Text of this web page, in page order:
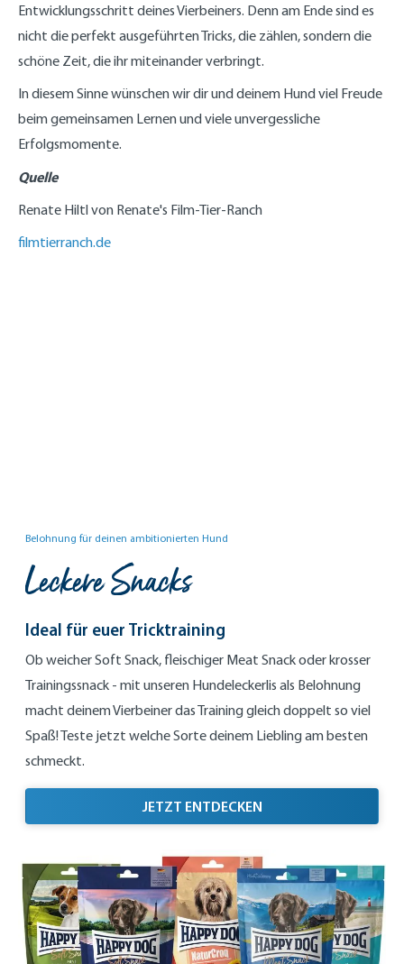
Entwicklungsschritt deines Vierbeiners. Denn am Ende sind es
nicht die perfekt ausgeführten Tricks, die zählen, sondern die
schöne Zeit, die ihr miteinander verbringt.
In diesem Sinne wünschen wir dir und deinem Hund viel Freude
beim gemeinsamen Lernen und viele unvergessliche
Erfolgsmomente.
Quelle
Renate Hiltl von Renate's Film-Tier-Ranch
filmtierranch.de
Belohnung für deinen ambitionierten Hund
Leckere Snacks
Ideal für euer Tricktraining
Ob weicher Soft Snack, fleischiger Meat Snack oder krosser
Trainingssnack - mit unseren Hundeleckerlis als Belohnung
macht deinem Vierbeiner das Training gleich doppelt so viel
Spaß! Teste jetzt welche Sorte deinem Liebling am besten
schmeckt.
JETZT ENTDECKENIDEAL FÜR EUER